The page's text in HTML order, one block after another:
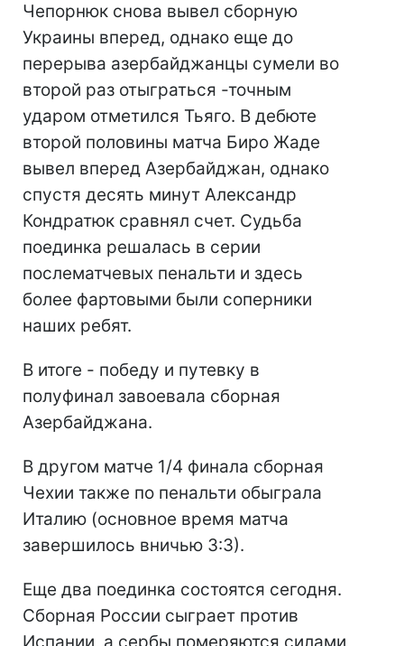
Чепорнюк снова вывел сборную
Украины вперед, однако еще до
перерыва азербайджанцы сумели во
второй раз отыграться -точным
ударом отметился Тьяго. В дебюте
второй половины матча Биро Жаде
вывел вперед Азербайджан, однако
спустя десять минут Александр
Кондратюк сравнял счет. Судьба
поединка решалась в серии
послематчевых пенальти и здесь
более фартовыми были соперники
наших ребят.
В итоге - победу и путевку в
полуфинал завоевала сборная
Азербайджана.
В другом матче 1/4 финала сборная
Чехии также по пенальти обыграла
Италию (основное время матча
завершилось вничью 3:3).
Еще два поединка состоятся сегодня.
Сборная России сыграет против